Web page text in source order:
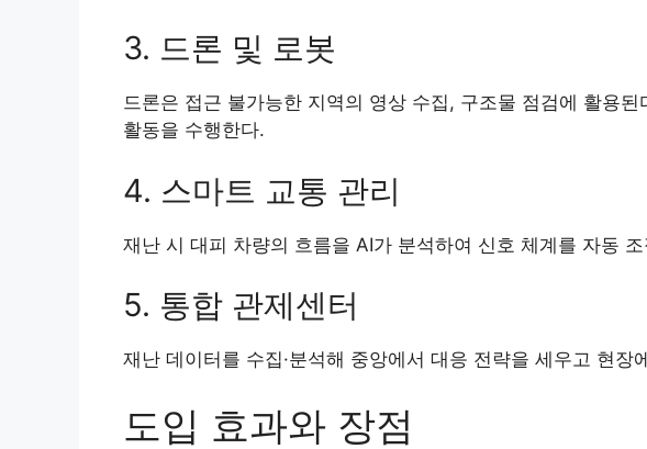
3. 드론 및 로봇
드론은 접근 불가능한 지역의 영상 수집, 구조물 점검에 활용된
활동을 수행한다.
4. 스마트 교통 관리
재난 시 대피 차량의 흐름을 AI가 분석하여 신호 체계를 자동
5. 통합 관제센터
재난 데이터를 수집·분석해 중앙에서 대응 전략을 세우고 현장
도입 효과와 장점